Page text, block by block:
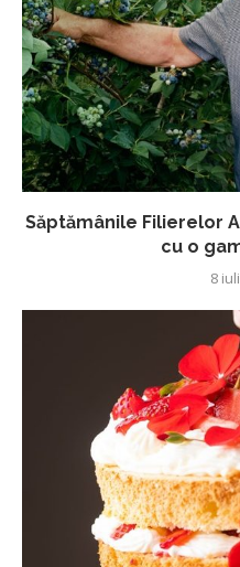
Săptămânile Filierelor
cu o
8